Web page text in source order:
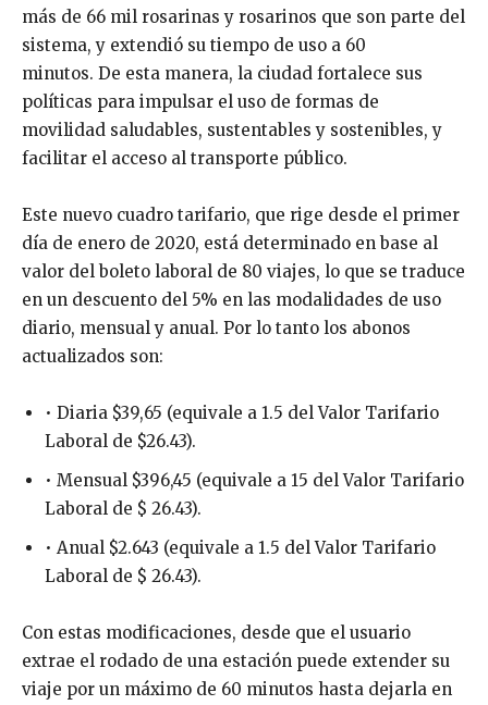
más de 66 mil rosarinas y rosarinos que son parte del
sistema, y extendió su tiempo de uso a 60
minutos. De esta manera, la ciudad fortalece sus
políticas para impulsar el uso de formas de
movilidad saludables, sustentables y sostenibles, y
facilitar el acceso al transporte público.
Este nuevo cuadro tarifario, que rige desde el primer
día de enero de 2020, está determinado en base al
valor del boleto laboral de 80 viajes, lo que se traduce
en un descuento del 5% en las modalidades de uso
diario, mensual y anual. Por lo tanto los abonos
actualizados son:
• Diaria $39,65 (equivale a 1.5 del Valor Tarifario
Laboral de $26.43).
• Mensual $396,45 (equivale a 15 del Valor Tarifario
Laboral de $ 26.43).
• Anual $2.643 (equivale a 1.5 del Valor Tarifario
Laboral de $ 26.43).
Con estas modificaciones, desde que el usuario
extrae el rodado de una estación puede extender su
viaje por un máximo de 60 minutos hasta dejarla en